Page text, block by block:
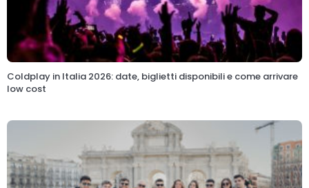
Coldplay in Italia 2026: date, biglietti disponibili e come arrivare
low cost